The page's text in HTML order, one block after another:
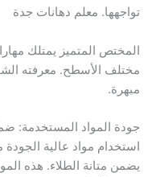
تواجهها. معلم دهانات جدة
المختص المتميز يمتلك
مختلف الأسطح. معرفته
مبهرة.
جودة المواد المستخدمة:
استخدام مواد عالية
يضمن متانة الطلاء. هذه